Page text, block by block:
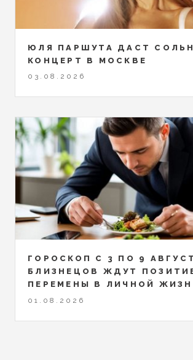
ЮЛЯ ПАРШУТА ДАСТ
КОНЦЕРТ В МОСКВЕ
03.08.2026
ГОРОСКОП С 3 ПО 9
БЛИЗНЕЦОВ ЖДУТ
ПЕРЕМЕНЫ В ЛИЧНОЙ
01.08.2026